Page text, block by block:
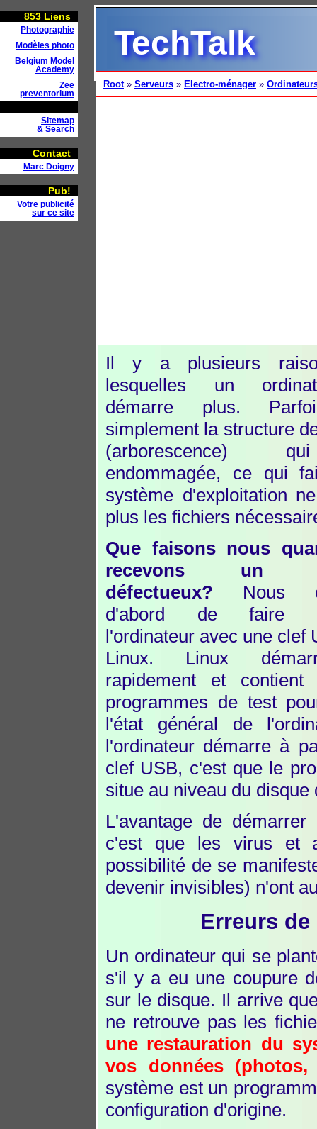
853 Liens
Photographie
Modèles photo
Belgium Model
Academy
Zee
preventorium
Sitemap
& Search
Contact
Marc Doigny
Pub!
Votre publicité
sur ce site
TechTalk
Root» Serveurs » Electro-ménager »
Il y a plusieurs
lesquelles un
démarre plus.
simplement la structure
(arborescence)
endommagée, ce qui
système d'exploitation
plus les fichiers
Que faisons nous
recevons un
défectueux? Nous
d'abord de faire
l'ordinateur avec une clef
Linux. Linux
rapidement et contient
programmes de test
l'état général de
l'ordinateur démarre à
clef USB, c'est que le
situe au niveau du disque
L'avantage de
c'est que les virus et
possibilité de se
devenir invisibles) n'ont
Erreurs
Un ordinateur qui se
s'il y a eu une coupure
sur le disque. Il arrive
ne retrouve pas les
une restauration du
vos données
système est un
configuration d'origine.